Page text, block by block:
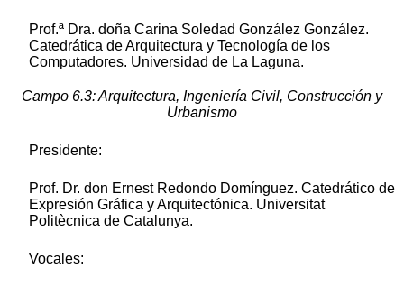
Prof.ª Dra. doña Carina Soledad González González.
Catedrática de Arquitectura y Tecnología de los
Computadores. Universidad de La Laguna.
Campo 6.3: Arquitectura, Ingeniería Civil, Construcción y
Urbanismo
Presidente:
Prof. Dr. don Ernest Redondo Domínguez. Catedrático de
Expresión Gráfica y Arquitectónica. Universitat
Politècnica de Catalunya.
Vocales: